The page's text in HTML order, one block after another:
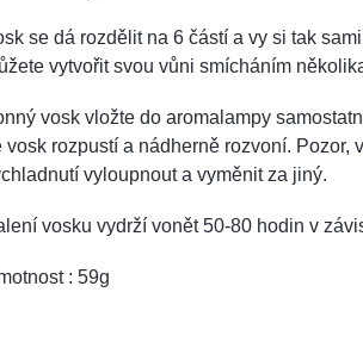
se dá rozdělit na 6 částí a vy si tak
vytvořit svou vůni smícháním
vosk vložte do aromalampy
vosk rozpustí a nádherně rozvoní.
vyloupnout a vyměnit za jiný.
vosku vydrží vonět 50-80 hodin v
: 59g